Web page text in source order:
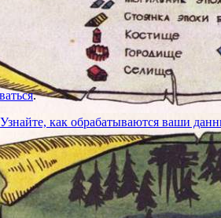
.
Узнайте, как обрабатываются ваши